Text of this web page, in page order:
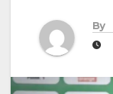
By